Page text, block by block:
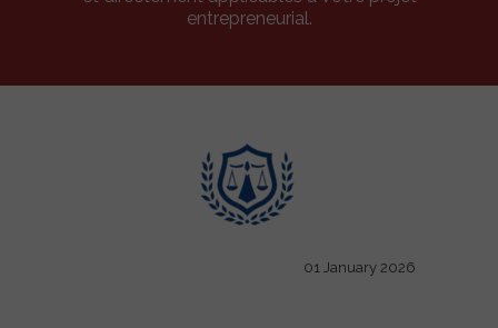
01 January 2026
entrepreneurial.